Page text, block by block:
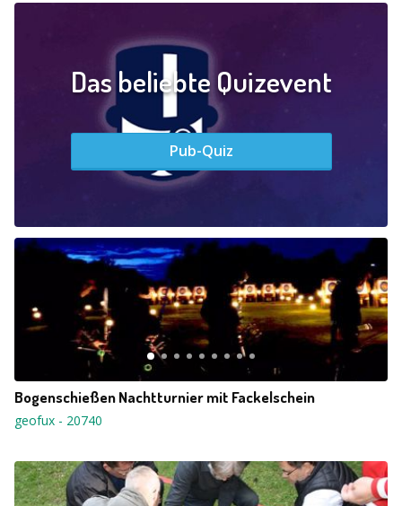
Das beliebte Quizevent
Pub-Quiz
Bogenschießen Nachtturnier mit Fackelschein
geofux - 20740